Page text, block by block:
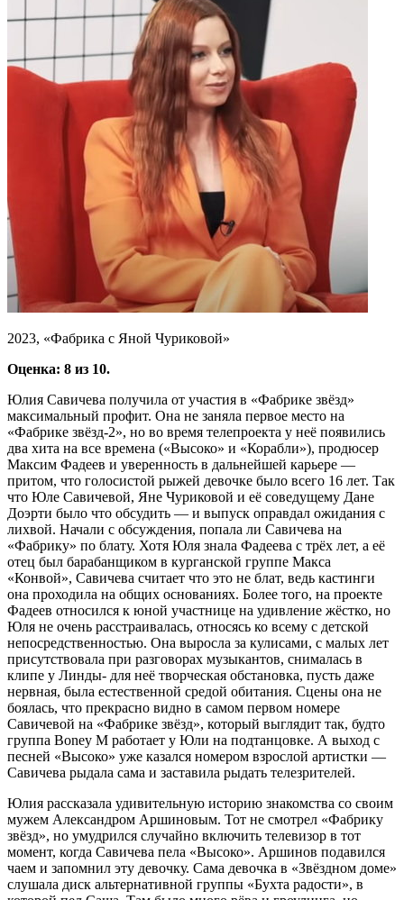
2023, «Фабрика с Яной Чуриковой»
Оценка: 8 из 10.
Юлия Савичева получила от участия в «Фабрике звёзд»
максимальный профит. Она не заняла первое место на
«Фабрике звёзд-2», но во время телепроекта у неё появились
два хита на все времена («Высоко» и «Корабли»), продюсер
Максим Фадеев и уверенность в дальнейшей карьере —
притом, что голосистой рыжей девочке было всего 16 лет. Так
что Юле Савичевой, Яне Чуриковой и её соведущему Дане
Доэрти было что обсудить — и выпуск оправдал ожидания с
лихвой. Начали с обсуждения, попала ли Савичева на
«Фабрику» по блату. Хотя Юля знала Фадеева с трёх лет, а её
отец был барабанщиком в курганской группе Макса
«Конвой», Савичева считает что это не блат, ведь кастинги
она проходила на общих основаниях. Более того, на проекте
Фадеев относился к юной участнице на удивление жёстко, но
Юля не очень расстраивалась, относясь ко всему с детской
непосредственностью. Она выросла за кулисами, с малых лет
присутствовала при разговорах музыкантов, снималась в
клипе у Линды- для неё творческая обстановка, пусть даже
нервная, была естественной средой обитания. Сцены она не
боялась, что прекрасно видно в самом первом номере
Савичевой на «Фабрике звёзд», который выглядит так, будто
группа Boney M работает у Юли на подтанцовке. А выход с
песней «Высоко» уже казался номером взрослой артистки —
Савичева рыдала сама и заставила рыдать телезрителей.
Юлия рассказала удивительную историю знакомства со своим
мужем Александром Аршиновым. Тот не смотрел «Фабрику
звёзд», но умудрился случайно включить телевизор в тот
момент, когда Савичева пела «Высоко». Аршинов подавился
чаем и запомнил эту девочку. Сама девочка в «Звёздном доме»
слушала диск альтернативной группы «Бухта радости», в